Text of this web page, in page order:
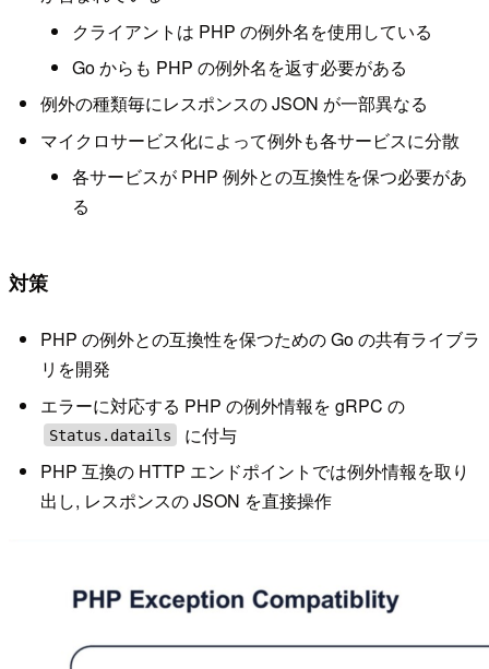
クライアントは PHP の例外名を使用している
Go からも PHP の例外名を返す必要がある
例外の種類毎にレスポンスの JSON が一部異なる
マイクロサービス化によって例外も各サービスに分散
各サービスが PHP 例外との互換性を保つ必要があ
る
対策
PHP の例外との互換性を保つための Go の共有ライブラ
リを開発
エラーに対応する PHP の例外情報を gRPC の
Status.datails
に付与
PHP 互換の HTTP エンドポイントでは例外情報を取り
出し, レスポンスの JSON を直接操作